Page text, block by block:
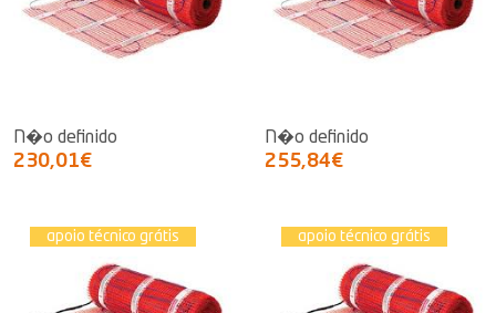
N�o definido
230,01€
N�o definido
255,84€
apoio técnico grátis apoio técnico grátis